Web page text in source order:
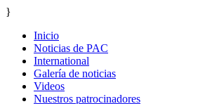
}
Inicio
Noticias de PAC
International
Galería de noticias
Videos
Nuestros patrocinadores